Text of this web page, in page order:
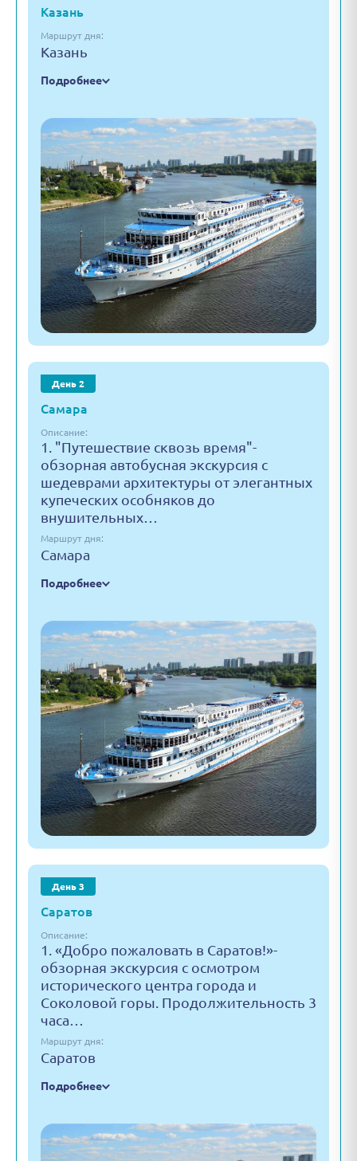
Казань
Маршрут дня:
Казань
Подробнее
День 2
Самара
Описание:
1. "Путешествие сквозь время"-
обзорная автобусная экскурсия с
шедеврами архитектуры от элегантных
купеческих особняков до
внушительных…
Маршрут дня:
Самара
Подробнее
День 3
Саратов
Описание:
1. «Добро пожаловать в Саратов!»-
обзорная экскурсия с осмотром
исторического центра города и
Соколовой горы. Продолжительность 3
часа…
Маршрут дня:
Саратов
Подробнее